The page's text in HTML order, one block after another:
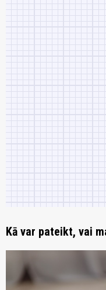
Kā var pateikt, vai